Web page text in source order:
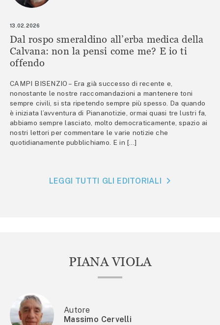
13.02.2026
Dal rospo smeraldino all’erba medica della
Calvana: non la pensi come me? E io ti
offendo
CAMPI BISENZIO – Era già successo di recente e,
nonostante le nostre raccomandazioni a mantenere toni
sempre civili, si sta ripetendo sempre più spesso. Da quando
è iniziata l’avventura di Piananotizie, ormai quasi tre lustri fa,
abbiamo sempre lasciato, molto democraticamente, spazio ai
nostri lettori per commentare le varie notizie che
quotidianamente pubblichiamo. E in […]
LEGGI TUTTI GLI EDITORIALI
PIANA VIOLA
Autore
Massimo Cervelli